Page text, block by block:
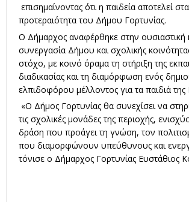
επισημαίνοντας ότι η παιδεία αποτελεί
προτεραιότητα του Δήμου Γορτυνίας.
Ο Δήμαρχος αναφέρθηκε στην ουσιαστική
συνεργασία Δήμου και σχολικής
στόχο, με κοινό όραμα τη στήριξη της
διαδικασίας και τη διαμόρφωση ενός
ελπιδοφόρου μέλλοντος για τα παιδιά της
«Ο Δήμος Γορτυνίας θα συνεχίσει να
τις σχολικές μονάδες της περιοχής,
δράση που προάγει τη γνώση, τον
που διαμορφώνουν υπεύθυνους και
τόνισε ο Δήμαρχος Γορτυνίας Ευστάθιος